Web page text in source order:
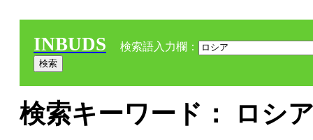
INBUDS 検索語入力欄：
検索キーワード： ロシ